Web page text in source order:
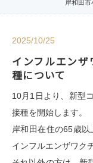
岸和田
2025/10/25
インフルエン
種について
10月1日より、新型
接種を開始します。
岸和田在住の65歳以
インフルエンザワク